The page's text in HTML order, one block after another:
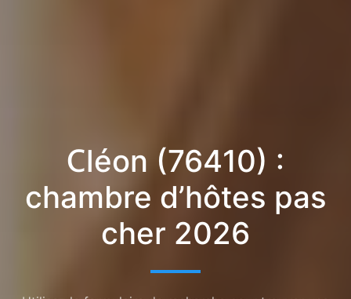
Cléon (76410) :
chambre d’hôtes pas
cher 2026